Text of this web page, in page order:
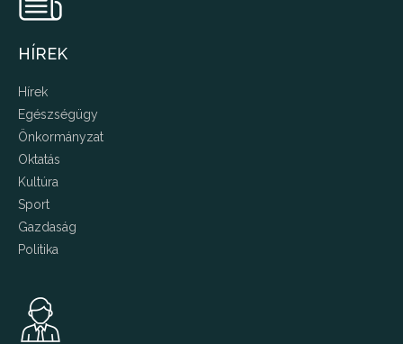
HÍREK
Hírek
Egészségügy
Önkormányzat
Oktatás
Kultúra
Sport
Gazdaság
Politika